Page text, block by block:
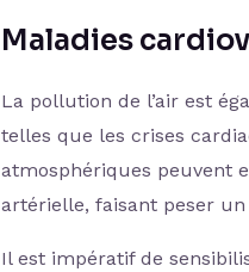
Maladies
La pollution de l’air est
telles que les crises
atmosphériques peuvent
artérielle, faisant peser
Il est impératif de